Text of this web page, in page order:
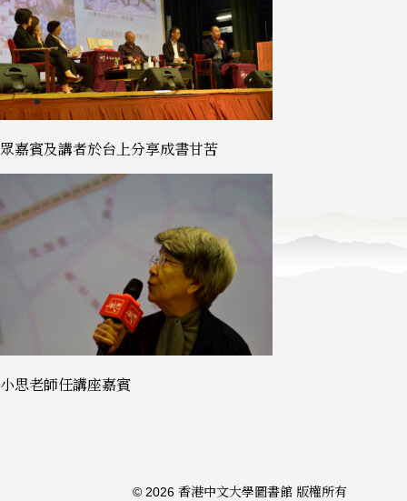
眾嘉賓及講者於台上分享成書甘苦
小思老師任講座嘉賓
© 2026 香港中文大學圖書館 版權所有